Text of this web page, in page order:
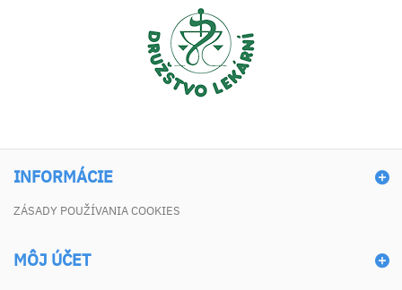
INFORMÁCIE
ZÁSADY POUŽÍVANIA COOKIES
MÔJ ÚČET